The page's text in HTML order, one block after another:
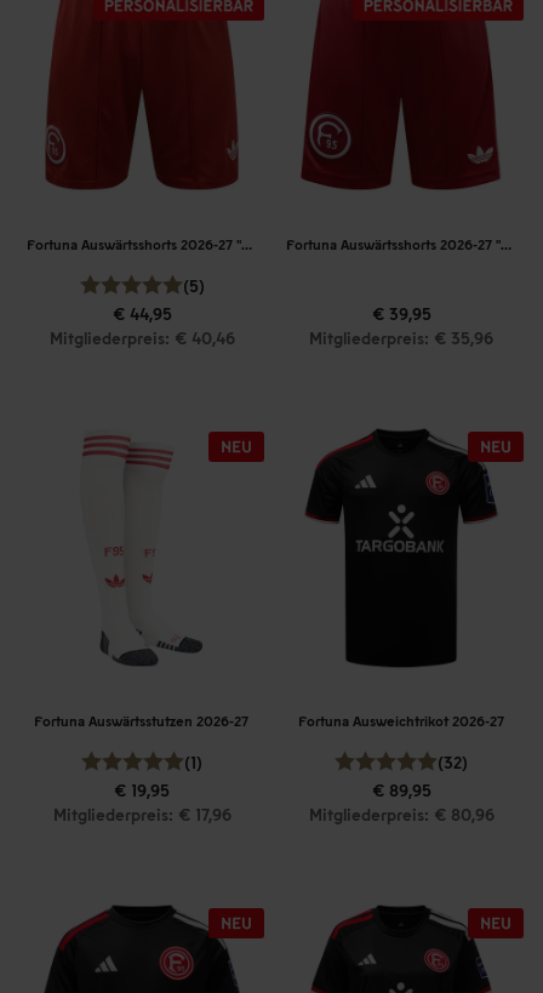
Fortuna Auswärtsshorts 2026-27 "Rot"
(5)
€ 44,95
Mitgliederpreis: € 40,46
Fortuna Auswärtsshorts 2026-27 "Rot" Kinder
€ 39,95
Mitgliederpreis: € 35,96
Fortuna Auswärtsstutzen 2026-27
(1)
€ 19,95
Mitgliederpreis: € 17,96
Fortuna Ausweichtrikot 2026-27
(32)
€ 89,95
Mitgliederpreis: € 80,96